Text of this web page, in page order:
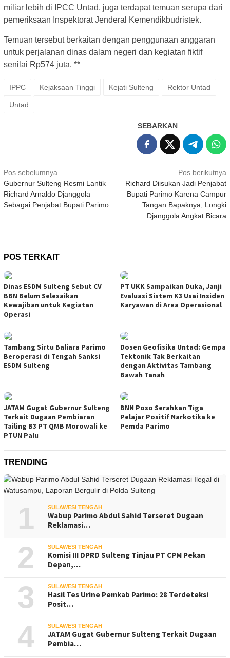
miliar lebih di IPCC Untad, juga terdapat temuan serupa dari
pemeriksaan Inspektorat Jenderal Kemendikbudristek.
Temuan tersebut berkaitan dengan penggunaan anggaran
untuk perjalanan dinas dalam negeri dan kegiatan fiktif
senilai Rp574 juta. **
IPPC Kejaksaan Tinggi Kejati Sulteng Rektor Untad
Untad
SEBARKAN
Navigasi
pos
Pos sebelumnya
Gubernur Sulteng Resmi Lantik
Richard Arnaldo Djanggola
Sebagai Penjabat Bupati Parimo
Pos berikutnya
Richard Diisukan Jadi Penjabat
Bupati Parimo Karena Campur
Tangan Bapaknya, Longki
Djanggola Angkat Bicara
POS TERKAIT
Dinas ESDM Sulteng Sebut CV
BBN Belum Selesaikan
Kewajiban untuk Kegiatan
Operasi
PT UKK Sampaikan Duka, Janji
Evaluasi Sistem K3 Usai Insiden
Karyawan di Area Operasional
Tambang Sirtu Baliara Parimo
Beroperasi di Tengah Sanksi
ESDM Sulteng
Dosen Geofisika Untad: Gempa
Tektonik Tak Berkaitan
dengan Aktivitas Tambang
Bawah Tanah
JATAM Gugat Gubernur Sulteng
Terkait Dugaan Pembiaran
Tailing B3 PT QMB Morowali ke
PTUN Palu
BNN Poso Serahkan Tiga
Pelajar Positif Narkotika ke
Pemda Parimo
TRENDING
1 SULAWESI TENGAH
Wabup Parimo Abdul Sahid Terseret Dugaan
Reklamasi…
2 SULAWESI TENGAH
Komisi III DPRD Sulteng Tinjau PT CPM Pekan
Depan,…
3 SULAWESI TENGAH
Hasil Tes Urine Pemkab Parimo: 28 Terdeteksi
Posit…
4 SULAWESI TENGAH
JATAM Gugat Gubernur Sulteng Terkait Dugaan
Pembia…